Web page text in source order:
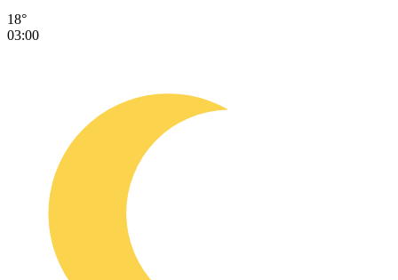
18°
03:00